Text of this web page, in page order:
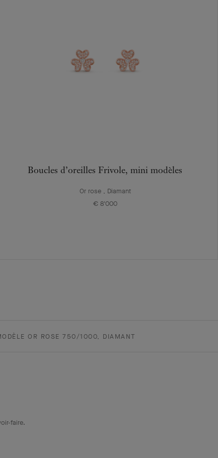
Boucles d’oreilles Frivole, mini modèles
Or rose , Diamant
€ 8'000
OR ROSE 750/1000, DIAMANT
faire.